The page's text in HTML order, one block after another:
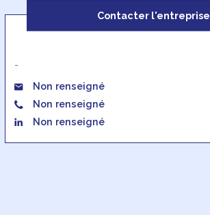
Contacter l'entreprise
-
Non renseigné
Non renseigné
Non renseigné